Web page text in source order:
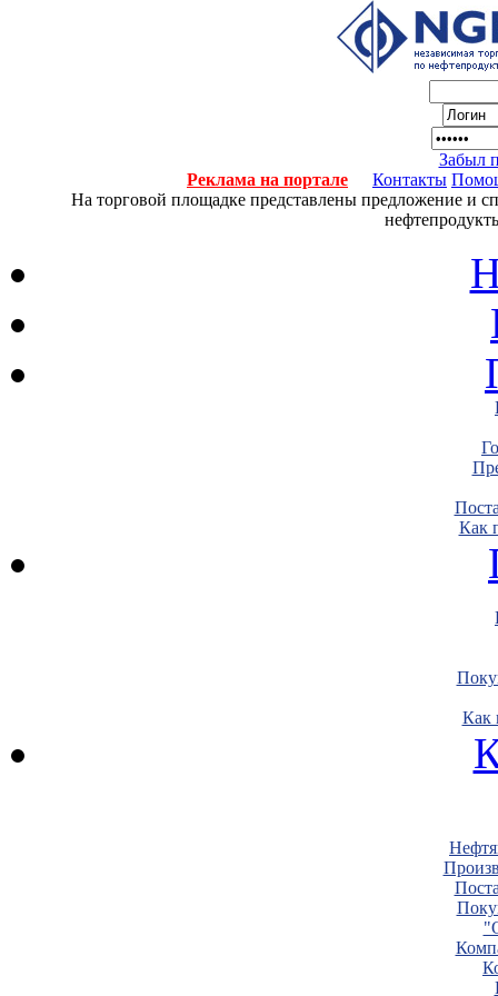
Забыл
Реклама на портале
Контакты
На торговой площадке представлены предложение и
Как
Как